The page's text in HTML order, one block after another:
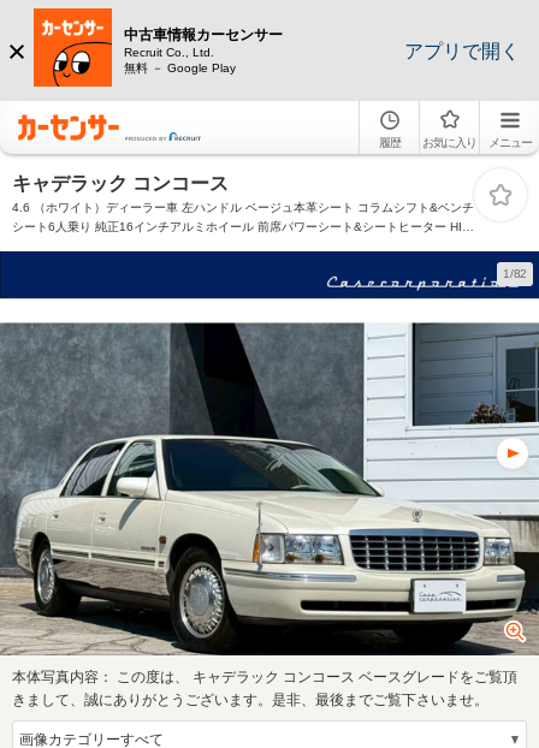
中古車情報カーセンサー
Recruit Co., Ltd.
無料 － Google Play
アプリで開く
履歴 お気に入り メニュー
キャデラック コンコース
4.6 （ホワイト）ディーラー車 左ハンドル ベージュ本革シート コラムシフト&ベンチ
シート6人乗り 純正16インチアルミホイール 前席パワーシート&シートヒーター HID
1/82
本体写真内容： この度は、 キャデラック コンコース ベースグレードをご覧頂
きまして、誠にありがとうございます。是非、最後までご覧下さいませ。